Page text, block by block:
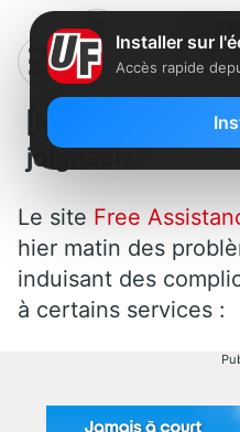
[MAJ] Hotline
joignable
Le site Free
hier matin des
induisant des
à certains services :
Installer sur
Accès rapide